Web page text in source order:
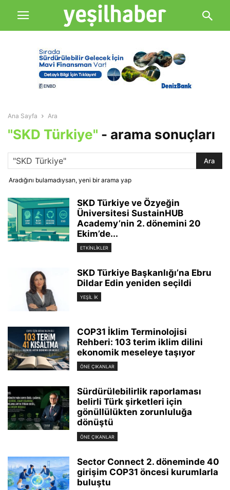
Ana Sayfa Ara
"SKD Türkiye" - arama sonuçları
Aradığını bulamadıysan, yeni bir arama yap
SKD Türkiye ve Özyeğin
Üniversitesi SustainHUB
Academy’nin 2. dönemini 20
Ekim’de...
ETKINLIKLER
SKD Türkiye Başkanlığı’na Ebru
Dildar Edin yeniden seçildi
YEŞIL İK
COP31 İklim Terminolojisi
Rehberi: 103 terim iklim dilini
ekonomik meseleye taşıyor
ÖNE ÇIKANLAR
Sürdürülebilirlik raporlaması
belirli Türk şirketleri için
gönüllülükten zorunluluğa
dönüştü
ÖNE ÇIKANLAR
Sector Connect 2. döneminde 40
girişim COP31 öncesi kurumlarla
buluştu